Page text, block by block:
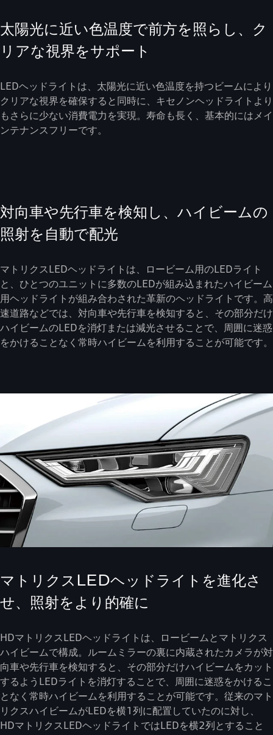
太陽光に近い色温度で前方を照らし、ク
リアな視界をサポート
LEDヘッドライトは、太陽光に近い色温度を持つビームにより
クリアな視界を確保すると同時に、キセノンヘッドライトより
もさらに少ない消費電力を実現。寿命も長く、基本的にはメイ
ンテナンスフリーです。
対向車や先行車を検知し、ハイビームの
照射を自動で配光
マトリクスLEDヘッドライトは、ロービーム用のLEDライト
と、ひとつのユニットに多数のLEDが組み込まれたハイビーム
用ヘッドライトが組み合わされた革新のヘッドライトです。高
速道路などでは、対向車や先行車を検知すると、その部分だけ
ハイビームのLEDを消灯または減光させることで、周囲に迷惑
をかけることなく常時ハイビームを利用することが可能です。
マトリクスLEDヘッドライトを進化さ
せ、照射をより的確に
HDマトリクスLEDヘッドライトは、ロービームとマトリクス
ハイビームで構成。ルームミラーの裏に内蔵されたカメラが対
向車や先行車を検知すると、その部分だけハイビームをカット
するようLEDライトを消灯することで、周囲に迷惑をかけるこ
となく常時ハイビームを利用することが可能です。従来のマト
リクスハイビームがLEDを横1列に配置していたのに対し、
HDマトリクスLEDヘッドライトではLEDを横2列とすること